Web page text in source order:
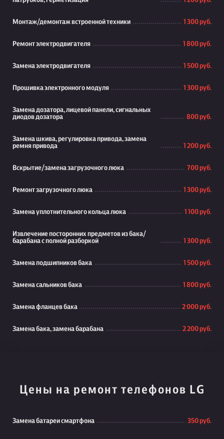
Монтаж/демонтаж встроенной техники 1 300 руб.
Ремонт электродвигателя 1 800 руб.
Замена электродвигателя 1 500 руб.
Прошивка электронного модуля 1 300 руб.
Замена дозатора, лицевой панели, сигнальных
диодов дозатора
800 руб.
Замена шкива, регулировка привода, замена
ремня привода
1 200 руб.
Вскрытие/замена загрузочного люка 700 руб.
Ремонт загрузочного люка 1 300 руб.
Замена уплотнительного кольца люка 1 100 руб.
Извлечение посторонних предметов из бака/
барабана с полной разборкой
1 300 руб.
Замена подшипников бака 1 500 руб.
Замена сальников бака 1 800 руб.
Замена фланцев бака 2 000 руб.
Замена бака, замена барабана 2 200 руб.
Цены на ремонт телефонов LG
Замена батареи смартфона 350 руб.